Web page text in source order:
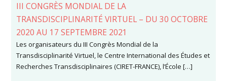
III CONGRÈS MONDIAL DE LA
TRANSDISCIPLINARITÉ VIRTUEL – DU 30 OCTOBRE
2020 AU 17 SEPTEMBRE 2021
Les organisateurs du III Congrès Mondial de la
Transdisciplinarité Virtuel, le Centre International des Études et
Recherches Transdisciplinaires (CIRET-FRANCE), l’École […]